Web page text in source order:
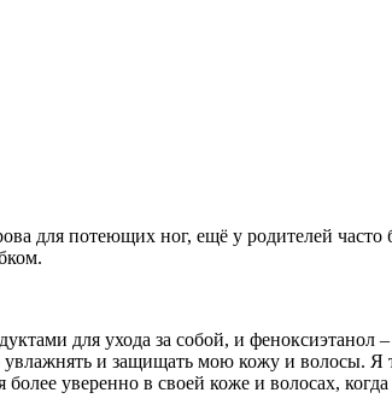
для потеющих ног, ещё у родителей
для ухода за собой, и
и защищать мою кожу и волосы.
уверенно в своей коже и волосах,